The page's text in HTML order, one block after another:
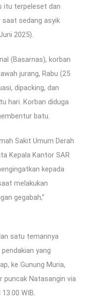
itu terpeleset dan
sedang asyik
2025).
(Basarnas), korban
jurang, Rabu (25
dipacking, dan
hari. Korban diduga
batu.
Sakit Umum Derah
Kepala Kantor SAR
kepada
melakukan
gegabah,”
satu temannya
yang
ke Gunung Muria,
puncak Natasangin via
WIB.